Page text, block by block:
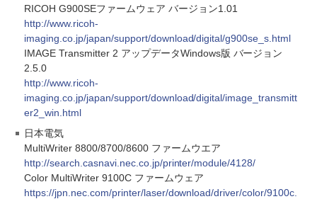
RICOH G900SEファームウェア バージョン1.01
http://www.ricoh-
imaging.co.jp/japan/support/download/digital/g900se_s.html
IMAGE Transmitter 2 アップデータWindows版 バージョン
2.5.0
http://www.ricoh-
imaging.co.jp/japan/support/download/digital/image_transmitt
er2_win.html
日本電気
MultiWriter 8800/8700/8600 ファームウエア
http://search.casnavi.nec.co.jp/printer/module/4128/
Color MultiWriter 9100C ファームウェア
https://jpn.nec.com/printer/laser/download/driver/color/9100c.